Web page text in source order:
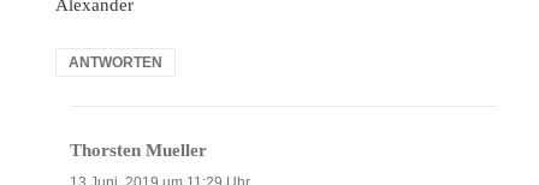
Alexander
ANTWORTEN
Thorsten Mueller